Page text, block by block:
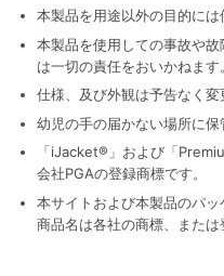
本製品を用途以外の目的には
本製品を使用しての事故や
は一切の責任をおいかねます
仕様、及び外観は予告なく変
幼児の手の届かない場所に保
「iJacket®」および「
会社PGAの登録商標です。
本サイトおよび本製品のパ
商品名は各社の商標、または